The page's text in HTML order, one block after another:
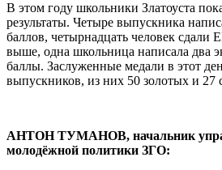
В этом году школьники Златоуста
результаты. Четыре выпускника
баллов, четырнадцать человек сдали
выше, одна школьница написала два
баллы. Заслуженные медали в этот
выпускников, из них 50 золотых и 27
АНТОН ТУМАНОВ, начальник
молодёжной политики ЗГО: